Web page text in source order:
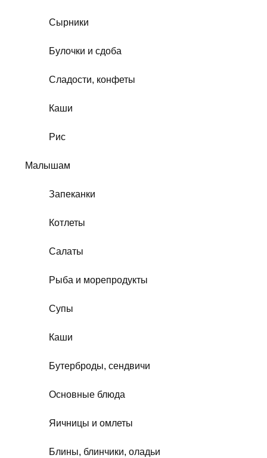
Сырники
Булочки и сдоба
Сладости, конфеты
Каши
Рис
Малышам
Запеканки
Котлеты
Салаты
Рыба и морепродукты
Супы
Каши
Бутерброды, сендвичи
Основные блюда
Яичницы и омлеты
Блины, блинчики, оладьи